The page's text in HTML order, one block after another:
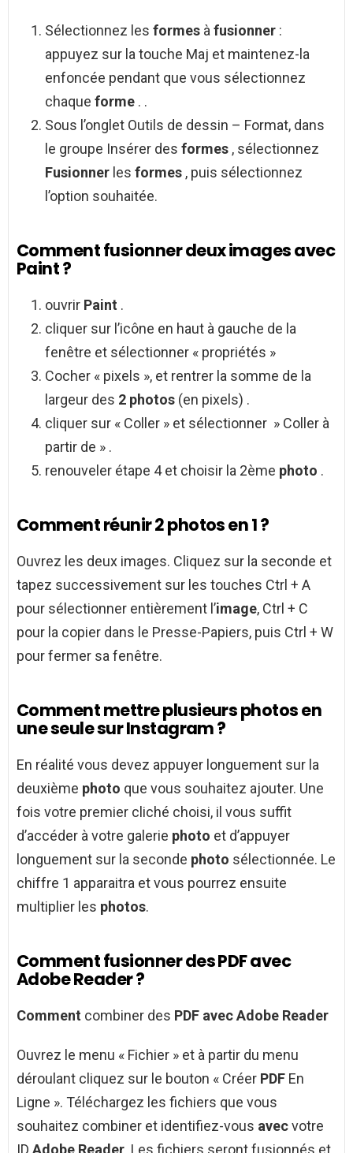
Sélectionnez les formes à fusionner :
appuyez sur la touche Maj et maintenez-la
enfoncée pendant que vous sélectionnez
chaque forme . .
Sous l’onglet Outils de dessin – Format, dans
le groupe Insérer des formes , sélectionnez
Fusionner les formes , puis sélectionnez
l’option souhaitée.
Comment fusionner deux images avec
Paint ?
ouvrir Paint .
cliquer sur l’icône en haut à gauche de la
fenêtre et sélectionner « propriétés »
Cocher « pixels », et rentrer la somme de la
largeur des 2 photos (en pixels) .
cliquer sur « Coller » et sélectionner » Coller à
partir de » .
renouveler étape 4 et choisir la 2ème photo .
Comment réunir 2 photos en 1 ?
Ouvrez les deux images. Cliquez sur la seconde et
tapez successivement sur les touches Ctrl + A
pour sélectionner entièrement l’image, Ctrl + C
pour la copier dans le Presse-Papiers, puis Ctrl + W
pour fermer sa fenêtre.
Comment mettre plusieurs photos en
une seule sur Instagram ?
En réalité vous devez appuyer longuement sur la
deuxième photo que vous souhaitez ajouter. Une
fois votre premier cliché choisi, il vous suffit
d’accéder à votre galerie photo et d’appuyer
longuement sur la seconde photo sélectionnée. Le
chiffre 1 apparaitra et vous pourrez ensuite
multiplier les photos.
Comment fusionner des PDF avec
Adobe Reader ?
Comment combiner des PDF avec Adobe Reader
Ouvrez le menu « Fichier » et à partir du menu
déroulant cliquez sur le bouton « Créer PDF En
Ligne ». Téléchargez les fichiers que vous
souhaitez combiner et identifiez-vous avecvotre
ID Adobe Reader . Les fichiers seront fusionnés et